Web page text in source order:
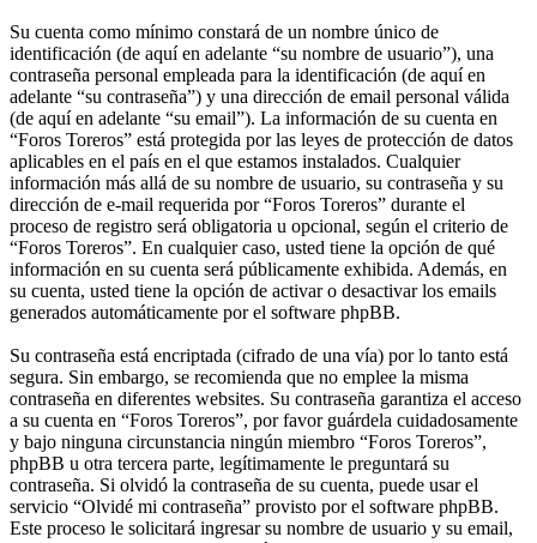
Su cuenta como mínimo constará de un nombre único de
identificación (de aquí en adelante “su nombre de usuario”), una
contraseña personal empleada para la identificación (de aquí en
adelante “su contraseña”) y una dirección de email personal válida
(de aquí en adelante “su email”). La información de su cuenta en
“Foros Toreros” está protegida por las leyes de protección de datos
aplicables en el país en el que estamos instalados. Cualquier
información más allá de su nombre de usuario, su contraseña y su
dirección de e-mail requerida por “Foros Toreros” durante el
proceso de registro será obligatoria u opcional, según el criterio de
“Foros Toreros”. En cualquier caso, usted tiene la opción de qué
información en su cuenta será públicamente exhibida. Además, en
su cuenta, usted tiene la opción de activar o desactivar los emails
generados automáticamente por el software phpBB.
Su contraseña está encriptada (cifrado de una vía) por lo tanto está
segura. Sin embargo, se recomienda que no emplee la misma
contraseña en diferentes websites. Su contraseña garantiza el acceso
a su cuenta en “Foros Toreros”, por favor guárdela cuidadosamente
y bajo ninguna circunstancia ningún miembro “Foros Toreros”,
phpBB u otra tercera parte, legítimamente le preguntará su
contraseña. Si olvidó la contraseña de su cuenta, puede usar el
servicio “Olvidé mi contraseña” provisto por el software phpBB.
Este proceso le solicitará ingresar su nombre de usuario y su email,